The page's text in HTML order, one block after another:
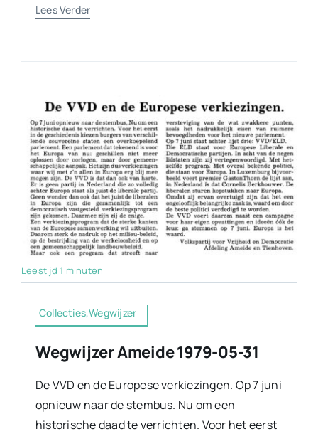
Lees Verder
Leestijd 1 minuten
Collecties,Wegwijzer
Wegwijzer Ameide 1979-05-31
De VVD en de Europese verkiezingen. Op 7 juni
opnieuw naar de stembus. Nu om een
historische daad te verrichten. Voor het eerst